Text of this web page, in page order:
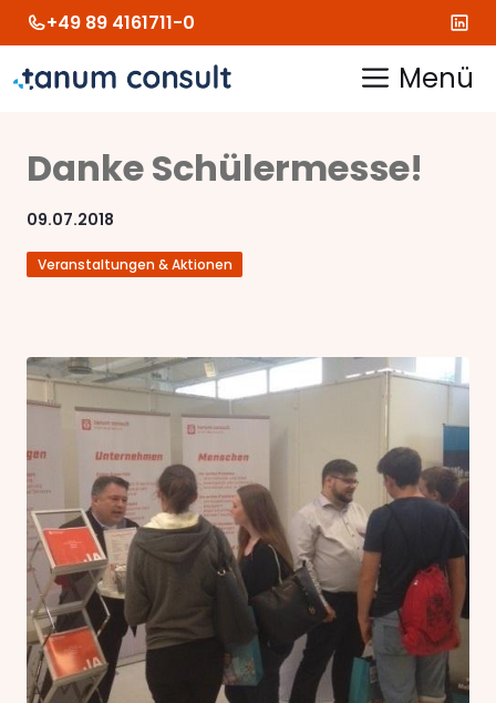
Zum
Inhalt
springen
+49 89 4161711-0
Menü
Danke Schülermesse!
09.07.2018
Veranstaltungen & Aktionen